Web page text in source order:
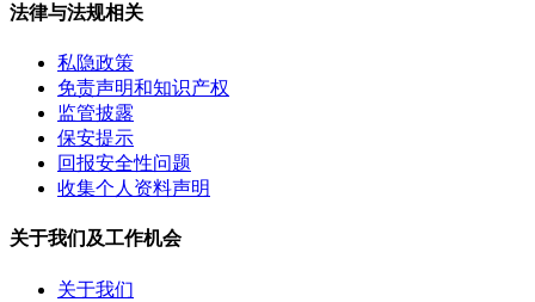
法律与法规相关
私隐政策
免责声明和知识产权
监管披露
保安提示
回报安全性问题
收集个人资料声明
关于我们及工作机会
关于我们